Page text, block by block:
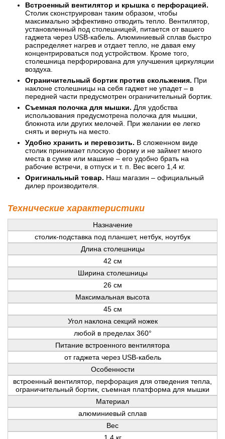
Встроенный вентилятор и крышка с перфорацией.
Столик сконструирован таким образом, чтобы
максимально эффективно отводить тепло. Вентилятор,
установленный под столешницей, питается от вашего
гаджета через USB-кабель. Алюминиевый сплав быстро
распределяет нагрев и отдает тепло, не давая ему
концентрироваться под устройством. Кроме того,
столешница перфорирована для улучшения циркуляции
воздуха.
Ограничительный бортик против скольжения. При
наклоне столешницы на себя гаджет не упадет – в
передней части предусмотрен ограничительный бортик.
Съемная полочка для мышки. Для удобства
использования предусмотрена полочка для мышки,
блокнота или других мелочей. При желании ее легко
снять и вернуть на место.
Удобно хранить и перевозить. В сложенном виде
столик принимает плоскую форму и не займет много
места в сумке или машине – его удобно брать на
рабочие встречи, в отпуск и т. п. Вес всего 1,4 кг.
Оригинальный товар. Наш магазин – официальный
дилер производителя.
Технические характеристики
Назначение
столик-подставка под планшет, нетбук, ноутбук
Длина столешницы
42 см
Ширина столешницы
26 см
Максимальная высота
45 см
Угол наклона секций ножек
любой в пределах 360°
Питание встроенного вентилятора
от гаджета через USB-кабель
Особенности
встроенный вентилятор, перфорация для отведения тепла,
ограничительный бортик, съемная платформа для мышки
Материал
алюминиевый сплав
Вес